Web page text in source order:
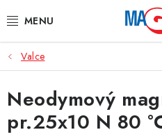
na
HLAVNÉ KATEGÓRIE
MAGNETICKÉ POMÔCKY
PRIEMYSELNÉ MAGNETY
Valce
Neodymový
pr.25x10 N 80